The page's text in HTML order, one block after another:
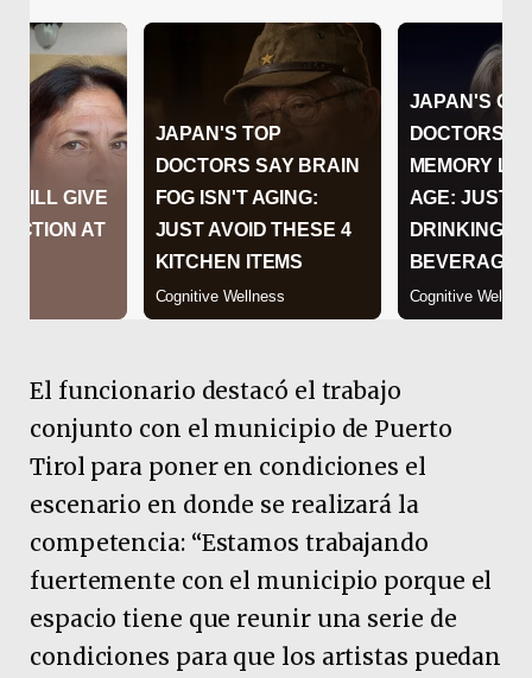
El funcionario destacó el trabajo
conjunto con el municipio de Puerto
Tirol para poner en condiciones el
escenario en donde se realizará la
competencia: “Estamos trabajando
fuertemente con el municipio porque el
espacio tiene que reunir una serie de
condiciones para que los artistas puedan